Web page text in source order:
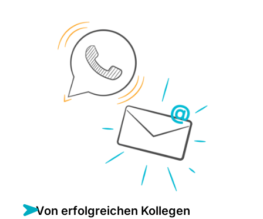
Von erfolgreichen Kollegen